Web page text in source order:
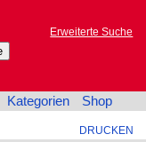
Erweiterte Suche
Kategorien Shop
DRUCKEN